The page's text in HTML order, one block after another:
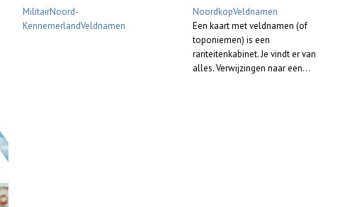
MilitairNoord-
KennemerlandVeldnamen
NoordkopVeldnamen
Een kaart met veldnamen (of
toponiemen) is een
rariteitenkabinet. Je vindt er van
alles. Verwijzingen naar een...